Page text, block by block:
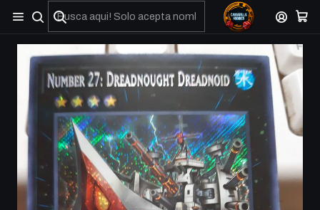
No olviden reportar sus depositos y transferencias por Whatsapp